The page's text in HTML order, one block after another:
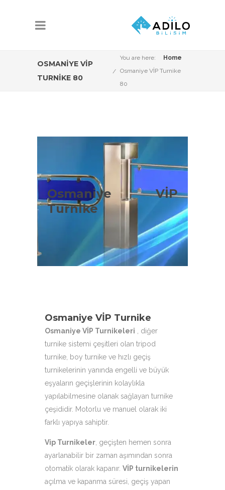
OSMANIYE VİP
TURNIKE 80
You are here:
Home
Osmaniye VİP Turnike
80
Osmaniye VİP
Turnike
Osmaniye VİP
Turnike Çeşitleri
Osmaniye VİP Sistemleri konusunda
Adilo Bilişim olarak aşağıdaki ürün
çeşitleri ile hizmetinizdeyiz.
Osmaniye VİP Turnike
Osmaniye VİP Turnikeleri , diğer
turnike sistemi çeşitleri olan tripod
turnike, boy turnike ve hızlı geçiş
turnikelerinin yanında engelli ve büyük
eşyaların geçişlerinin kolaylıkla
yapılabilmesine olanak sağlayan turnike
çeşididir. Motorlu ve manuel olarak iki
farklı yapıya sahiptir.
Vip Turnikeler , geçişten hemen sonra
ayarlanabilir bir zaman aşımından sonra
otomatik olarak kapanır. VİP turnikelerin
açılma ve kapanma süresi, geçiş yapan